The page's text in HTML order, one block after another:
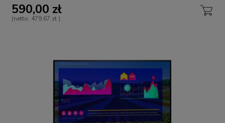
590,00 zł
(netto: 479,67 zł )